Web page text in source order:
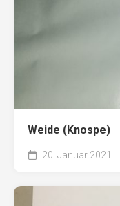
Weide (Knospe)
20. Januar 2021